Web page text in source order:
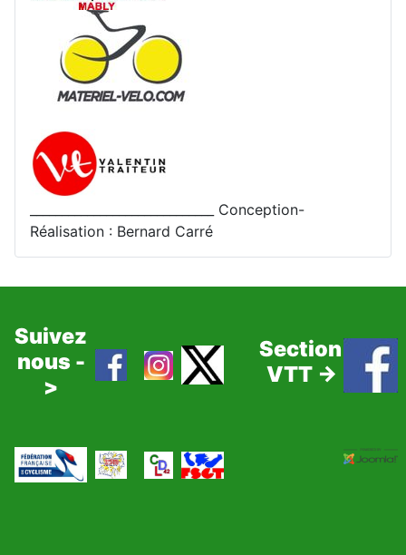
_____________________________ Conception-
Réalisation : Bernard Carré
Suivez
nous -
>
Section
VTT ->